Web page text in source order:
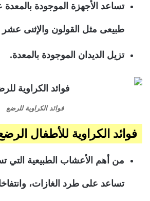
تساعد الأجهزة الموجودة
طبيعى مثل القولون والإثنى عشر
تزيل الديدان الموجودة بالمعدة.
فوائد الكراوية للرضع
فوائد الكراوية للأطفال
من أهم الأعشاب الطبيعية التي
تساعد على طرد الغازات،